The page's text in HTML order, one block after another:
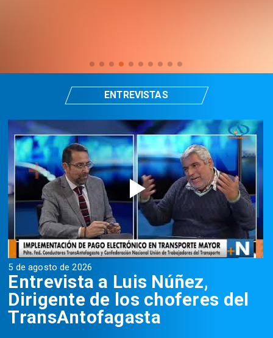
5 de agosto de 2026
Entrevista a Luis Núñez,
Dirigente de los choferes del
TransAntofagasta
ENTREVISTAS